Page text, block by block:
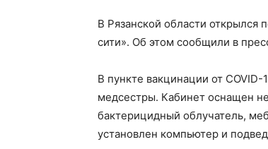
В Рязанской области
сити». Об этом сообщили в
В пункте вакцинации от
медсестры. Кабинет оснащен
бактерицидный облучатель,
установлен компьютер и